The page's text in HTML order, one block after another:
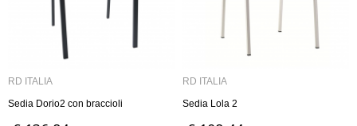
RD ITALIA
Sedia Dorio2 con braccioli
RD ITALIA
Sedia Lola 2